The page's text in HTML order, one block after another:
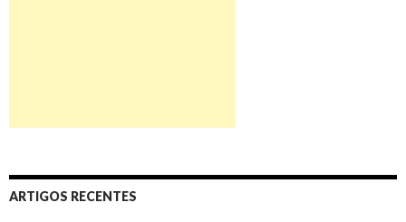
ARTIGOS RECENTES